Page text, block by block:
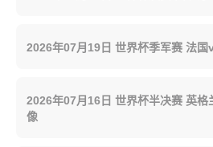
2026年07月19日 世界杯季军赛 法国
2026年07月16日 世界杯半决赛 英格
像